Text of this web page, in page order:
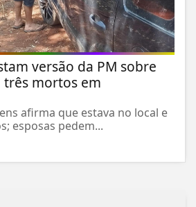
versão da PM sobre
mortos em
afirma que estava no local e
esposas pedem...